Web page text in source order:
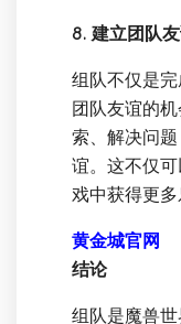
8. 建立团队
组队不仅是
团队友谊的
索、解决问
谊。这不仅
戏中获得更多
黄金城官网
结论
组队是魔兽